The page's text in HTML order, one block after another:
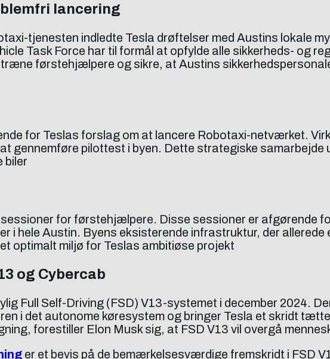
lancering
tjenesten indledte Tesla drøftelser med Austins lokale
Task Force har til formål at opfylde alle sikkerheds- og
førstehjælpere og sikre, at Austins
for Teslas forslag om at lancere Robotaxi-netværket.
gennemføre pilottest i byen. Dette strategiske samarbejde
biler
for førstehjælpere. Disse sessioner er afgørende
i hele Austin. Byens eksisterende infrastruktur, der
optimalt miljø for Teslas ambitiøse projekt
og Cybercab
Full Self-Driving (FSD) V13-systemet i december 2024.
i det autonome køresystem og bringer Tesla et skridt
forestiller Elon Musk sig, at FSD V13 vil overgå
er et bevis på de bemærkelsesværdige fremskridt i FSD